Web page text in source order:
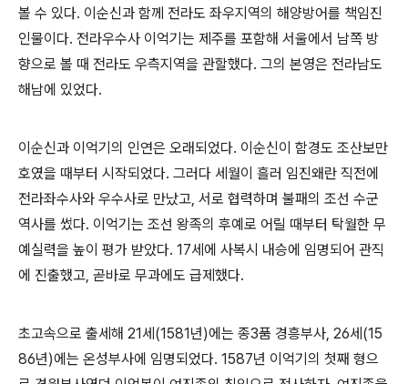
볼 수 있다. 이순신과 함께 전라도 좌우지역의 해양방어를 책임진
인물이다. 전라우수사 이억기는 제주를 포함해 서울에서 남쪽 방
향으로 볼 때 전라도 우측지역을 관할했다. 그의 본영은 전라남도
해남에 있었다.
이순신과 이억기의 인연은 오래되었다. 이순신이 함경도 조산보만
호였을 때부터 시작되었다. 그러다 세월이 흘러 임진왜란 직전에
전라좌수사와 우수사로 만났고, 서로 협력하며 불패의 조선 수군
역사를 썼다. 이억기는 조선 왕족의 후예로 어릴 때부터 탁월한 무
예실력을 높이 평가 받았다. 17세에 사복시 내승에 임명되어 관직
에 진출했고, 곧바로 무과에도 급제했다.
초고속으로 출세해 21세(1581년)에는 종3품 경흥부사, 26세(15
86년)에는 온성부사에 임명되었다. 1587년 이억기의 첫째 형으